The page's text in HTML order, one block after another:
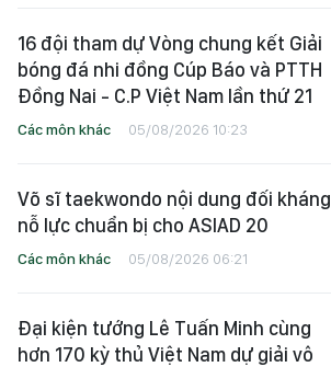
16 đội tham dự Vòng chung kết Giải
bóng đá nhi đồng Cúp Báo và PTTH
Đồng Nai - C.P Việt Nam lần thứ 21
Các môn khác 05/08/2026 10:23
Võ sĩ taekwondo nội dung đối kháng
nỗ lực chuẩn bị cho ASIAD 20
Các môn khác 05/08/2026 06:21
Đại kiện tướng Lê Tuấn Minh cùng
hơn 170 kỳ thủ Việt Nam dự giải vô